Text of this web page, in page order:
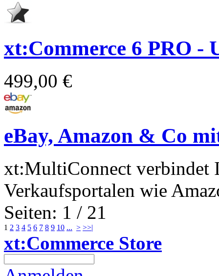
xt:Commerce 6 PRO -
499,00 €
eBay, Amazon & Co
xt:MultiConnect verbindet
Verkaufsportalen wie
Seiten: 1 / 21
1 2 3 4 5 6 7 8 9 10 ... > >>|
xt:Commerce Store